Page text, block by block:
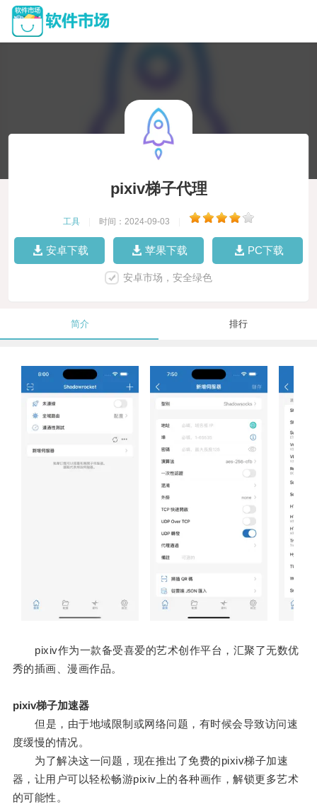
pixiv梯子代理
工具 时间：2024-09-03
安卓下载 苹果下载 PC下载
安卓市场，安全绿色
简介 排行
pixiv作为一款备受喜爱的艺术创作平台，汇聚了无数优
秀的插画、漫画作品。
pixiv梯子加速器
但是，由于地域限制或网络问题，有时候会导致访问速
度缓慢的情况。
为了解决这一问题，现在推出了免费的pixiv梯子加速
器，让用户可以轻松畅游pixiv上的各种画作，解锁更多艺术
的可能性。